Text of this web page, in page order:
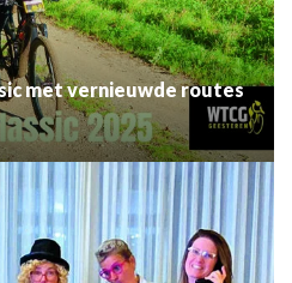
Vasser Heuvelen Classic met vernieuwde routes